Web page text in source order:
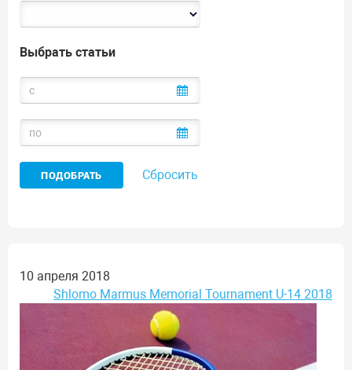
Выбрать статьи
Сбросить
10 апреля 2018
Shlomo Marmus Memorial Tournament U-14 2018